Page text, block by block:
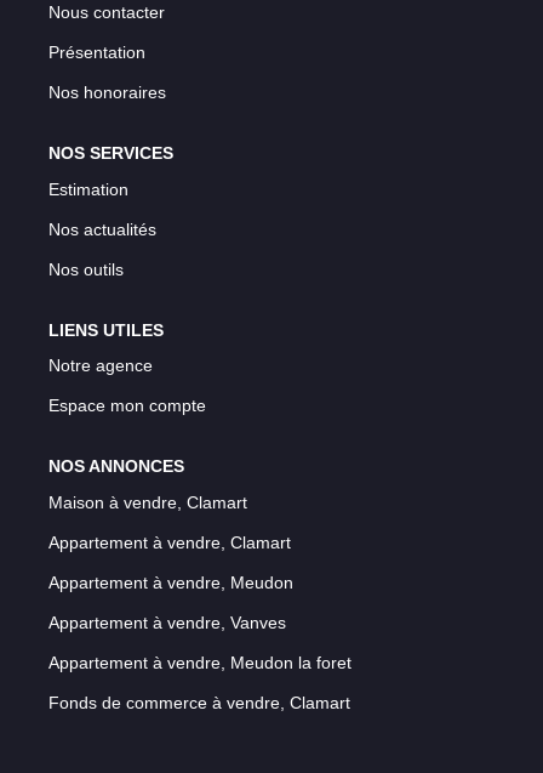
Nous contacter
Présentation
Nos honoraires
NOS SERVICES
Estimation
Nos actualités
Nos outils
LIENS UTILES
Notre agence
Espace mon compte
NOS ANNONCES
Maison à vendre, Clamart
Appartement à vendre, Clamart
Appartement à vendre, Meudon
Appartement à vendre, Vanves
Appartement à vendre, Meudon la foret
Fonds de commerce à vendre, Clamart